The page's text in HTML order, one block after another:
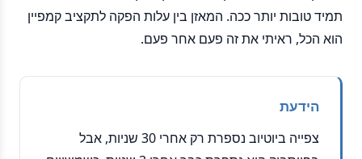
תמיד טובות יותר ככה. המאזן בין עלות הפקה לתקציב קמפיין
הוא הכל, ראיתי את זה פעם אחר פעם.
הידעת
צפייה ביוטיוב נספרת רק אחרי 30 שניות, אבל